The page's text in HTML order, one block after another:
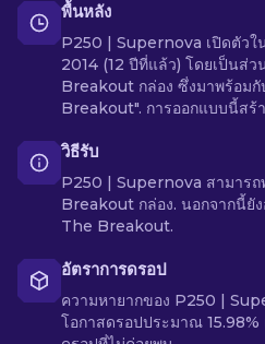
พื้นหลัง
P250 | Supernova เปิดตัวใ
2014 (12 ปีที่แล้ว) โดยเป็นส่
Breakout กล่อง ซึ่งมาพร้อม
Breakout". การออกแบบนี้สร้
วิธีรับ
P250 | Supernova สามารถ
Breakout กล่อง. นอกจากนี้ยั
The Breakout.
อัตราการดรอป
ความหายากของ P250 |
โอกาสดรอปประมาณ 15.98%